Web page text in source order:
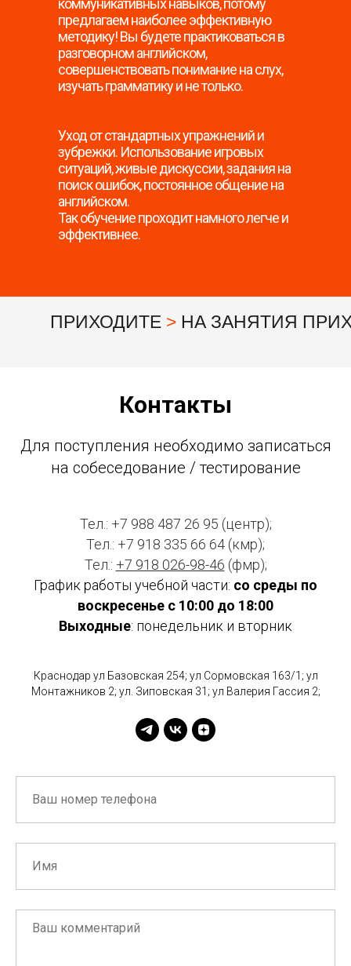
коммуникативных навыков, потому
предлагаем наиболее эффективную
методику! Вы будете практиковаться в
разговорном английском,
совершенствовать понимание на слух,
изучать грамматику и не только.
Уход от стандартных упражнений и
зубрежки. Использование игровых
ситуаций, живые дискуссии, задания на
поиск ошибок, постоянное общение на
английском.
Так обучение проходит намного легче и
эффективнее.
ПРИХОДИТЕ > НА ЗАНЯТИЯ
Контакты
Для поступления необходимо записаться
на собеседование / тестирование
Тел.: +7 988 487 26 95 (центр);
Тел.: +7 918 335 66 64 (кмр);
Тел.: +7 918 026-98-46 (фмр);
График работы учебной части: со среды по
воскресенье с 10:00 до 18:00
Выходные: понедельник и вторник
Краснодар ул Базовская 254; ул Сормовская 163/1; ул
Монтажников 2; ул. Зиповская 31; ул Валерия Гассия 2;